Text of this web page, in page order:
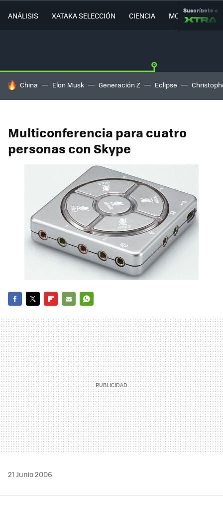
ANÁLISIS XATAKA SELECCIÓN CIENCIA MOVILIDAD
Suscríbete a
HOY SE HABLA DE
China Elon Musk Generación Z Eclipse
Multiconferencia para cuatro
personas con Skype
MAIL
21 Junio 2006